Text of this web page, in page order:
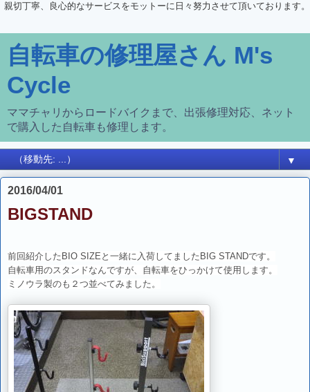
親切丁寧、良心的なサービスをモットーに日々努力させて頂いております。
自転車の修理屋さん M's
Cycle
ママチャリからロードバイクまで、出張修理対応、ネット
で購入した自転車も修理します。
▼
2016/04/01
BIGSTAND
前回紹介したBIO SIZEと一緒に入荷してましたBIG STANDです。
自転車用のスタンドなんですが、自転車をひっかけて使用します。
ミノウラ製のも２つ並べてみました。